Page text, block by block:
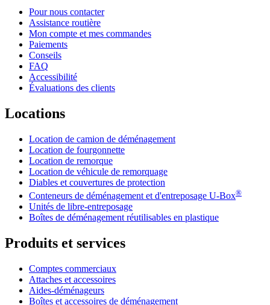
Pour nous contacter
Assistance routière
Mon compte et mes commandes
Paiements
Conseils
FAQ
Accessibilité
Évaluations des clients
Locations
Location de camion de déménagement
Location de fourgonnette
Location de remorque
Location de véhicule de remorquage
Diables et couvertures de protection
Conteneurs de déménagement et d'entreposage U-Box®
Unités de libre-entreposage
Boîtes de déménagement réutilisables en plastique
Produits et services
Comptes commerciaux
Attaches et accessoires
Aides-déménageurs
Boîtes et accessoires de déménagement